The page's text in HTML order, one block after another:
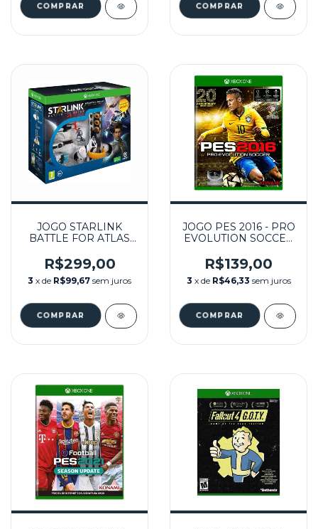
JOGO STARLINK
BATTLE FOR ATLAS
XBOX ONE
R$299,00
3 x de R$99,67 sem juros
JOGO PES 2016 - PRO
EVOLUTION SOCCER
XBOX ONE
R$139,00
3 x de R$46,33 sem juros